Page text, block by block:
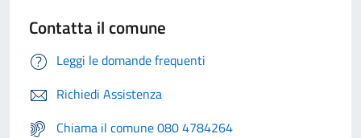
Contatta il comune
Leggi le domande frequenti
Richiedi Assistenza
Chiama il comune 080 4784264